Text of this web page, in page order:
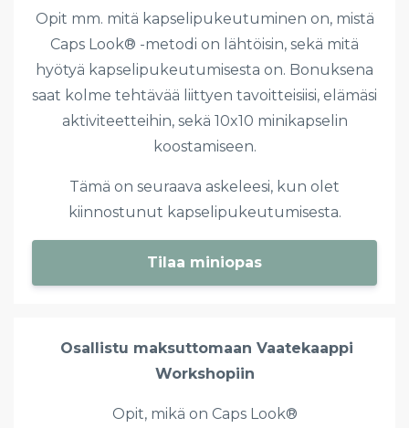
Opit mm. mitä kapselipukeutuminen on, mistä
Caps Look® -metodi on lähtöisin, sekä mitä
hyötyä kapselipukeutumisesta on. Bonuksena
saat kolme tehtävää liittyen tavoitteisiisi, elämäsi
aktiviteetteihin, sekä 10x10 minikapselin
koostamiseen.
Tämä on seuraava askeleesi, kun olet
kiinnostunut kapselipukeutumisesta.
Tilaa miniopas
Osallistu maksuttomaan Vaatekaappi
Workshopiin
Opit, mikä on Caps Look®